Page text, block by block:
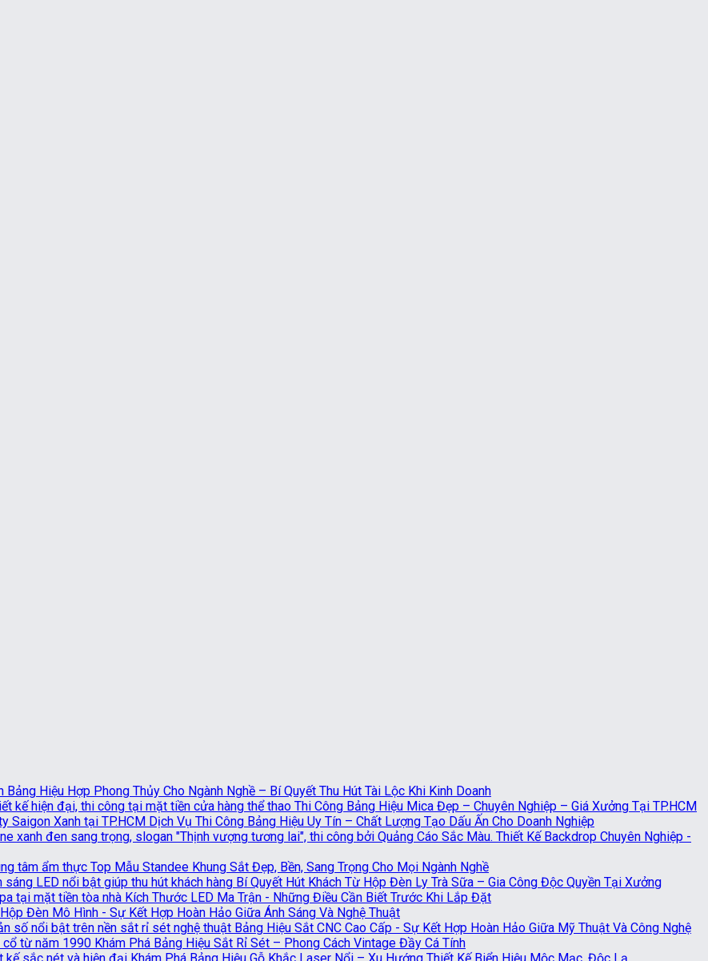
Bảng Hiệu Hợp Phong Thủy Cho Ngành Nghề – Bí Quyết Thu Hút Tài Lộc Khi Kinh Doanh
Thi Công Bảng Hiệu Mica Đẹp – Chuyên Nghiệp – Giá Xưởng Tại TP.HCM
Dịch Vụ Thi Công Bảng Hiệu Uy Tín – Chất Lượng Tạo Dấu Ấn Cho Doanh Nghiệp
Thiết Kế Backdrop Chuyên Nghiệp -
Top Mẫu Standee Khung Sắt Đẹp, Bền, Sang Trọng Cho Mọi Ngành Nghề
Bí Quyết Hút Khách Từ Hộp Đèn Ly Trà Sữa – Gia Công Độc Quyền Tại Xưởng
Kích Thước LED Ma Trận - Những Điều Cần Biết Trước Khi Lắp Đặt
Hộp Đèn Mô Hình - Sự Kết Hợp Hoàn Hảo Giữa Ánh Sáng Và Nghệ Thuật
Bảng Hiệu Sắt CNC Cao Cấp - Sự Kết Hợp Hoàn Hảo Giữa Mỹ Thuật Và Công Nghệ
Khám Phá Bảng Hiệu Sắt Rỉ Sét – Phong Cách Vintage Đầy Cá Tính